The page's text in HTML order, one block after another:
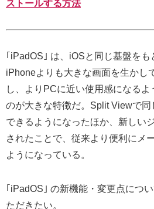
ストールする方法
｢iPadOS｣ は、iOSと同じ基盤をも
iPhoneよりも大きな画面を生かし
し、よりPCに近い使用感になる
のが大きな特徴だ。Split Viewで
できるようになったほか、新しい
されたことで、従来より便利にメ
ようになっている。
｢iPadOS｣ の新機能・変更点につ
ただきたい。